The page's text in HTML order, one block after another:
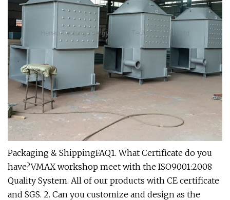
Packaging & ShippingFAQ1. What Certificate do you
have?VMAX workshop meet with the ISO9001:2008
Quality System. All of our products with CE certificate
and SGS. 2. Can you customize and design as the